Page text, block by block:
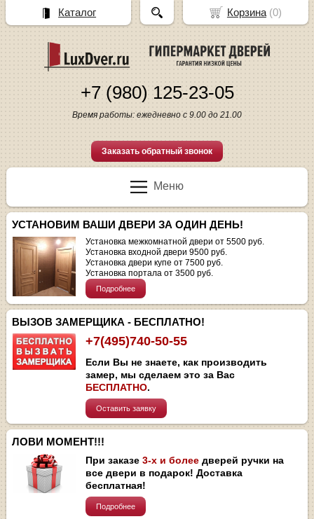
+7 (980) 125-23-05
Время работы: ежедневно с 9.00 до 21.00
Заказать обратный звонок
Меню
УСТАНОВИМ ВАШИ ДВЕРИ ЗА ОДИН ДЕНЬ!
Установка межкомнатной двери от 5500 руб.
Установка входной двери 9500 руб.
Установка двери купе от 7500 руб.
Установка портала от 3500 руб.
Подробнее
ВЫЗОВ ЗАМЕРЩИКА - БЕСПЛАТНО!
+7(495)740-50-55
Если Вы не знаете, как производить
замер, мы сделаем это за Вас
БЕСПЛАТНО.
Оставить заявку
ЛОВИ МОМЕНТ!!!
При заказе3-х и более дверей ручки на
все двери в подарок! Доставка
бесплатная!
Подробнее
Корзина(0)
Каталог